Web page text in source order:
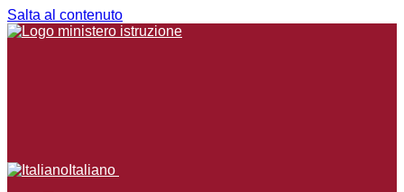
Salta al contenuto
Italiano